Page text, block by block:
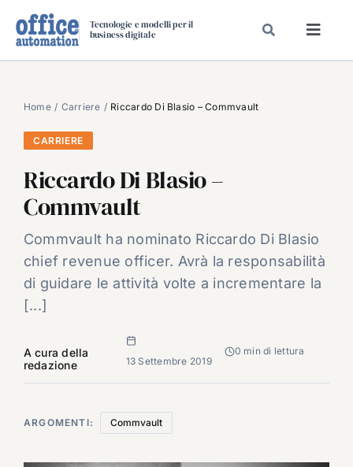
Tecnologie e modelli per il
business digitale
SPECIAL PAPER
TAVOLE ROTONDE DI REDAZIONE
CARRIERE
VIDEO
EVENTI
CHI SIAMO
Home Carriere Riccardo Di Blasio – Commvault
CARRIERE
Riccardo Di Blasio –
Commvault
Commvault ha nominato Riccardo Di Blasio
chief revenue officer. Avrà la responsabilità
di guidare le attività volte a incrementare la
[...]
A cura della
redazione
13 Settembre 2019
0 min di lettura
ARGOMENTI: Commvault